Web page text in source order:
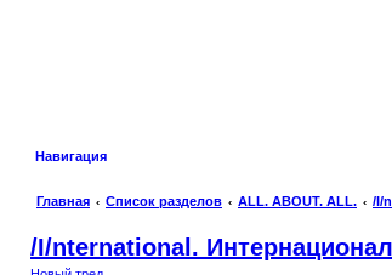
Навигация
Главная Список разделов ALL. ABOUT. ALL. /I/
/I/nternational.